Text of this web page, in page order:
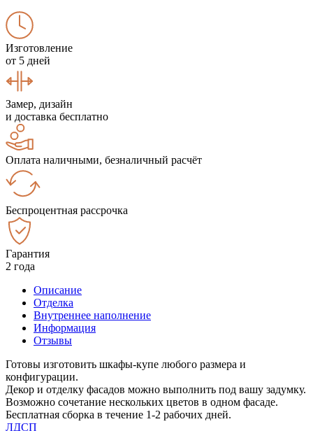
Изготовление
от 5 дней
Замер, дизайн
и доставка бесплатно
Оплата наличными, безналичный расчёт
Беспроцентная рассрочка
Гарантия
2 года
Описание
Отделка
Внутреннее наполнение
Информация
Отзывы
Готовы изготовить шкафы-купе любого размера и
конфигурации.
Декор и отделку фасадов можно выполнить под вашу задумку.
Возможно сочетание нескольких цветов в одном фасаде.
Бесплатная сборка в течение 1-2 рабочих дней.
ЛДСП